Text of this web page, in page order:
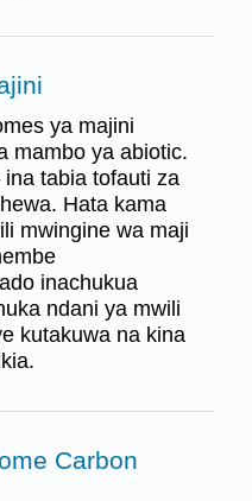
ya majini
mambo ya abiotic.
tabia tofauti za
Hata kama
mwingine wa maji
inachukua
ndani ya mwili
kutakuwa na kina
Carbon